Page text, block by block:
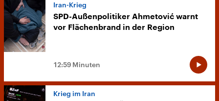
Iran-Krieg
SPD-Außenpolitiker Ahmetović warnt
vor Flächenbrand in der Region
12:59 Minuten
Krieg im Iran